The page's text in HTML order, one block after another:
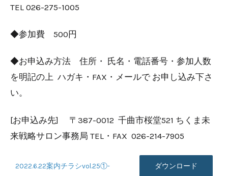
TEL 026-275-1005
◆参加費 500円
◆お申込み方法 住所・ 氏名・電話番号・参加人数
を明記の上 ハガキ・FAX・メールで お申し込み下さ
い。
[お申込み先] 〒387-0012 千曲市桜堂521 ちくま未
来戦略サロン事務局 TEL・FAX 026-214-7905
2022.6.22案内チラシvol.25①- ダウンロード